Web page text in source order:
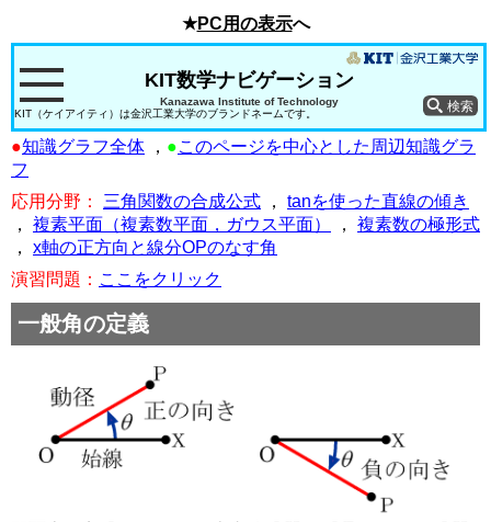
★PC用の表示へ
Kanazawa Institute of Technology
KIT数学ナビゲーション
KIT（ケイアイティ）は金沢工業大学のブランドネームです。
●知識グラフ全体 ， ●このページを中心とした周辺知識グラ
フ
応用分野：
三角関数の合成公式 ， tanを使った直線の傾き
， 複素平面（複素数平面，ガウス平面） ， 複素数の極形式
， x軸の正方向と線分OPのなす角
演習問題： ここをクリック
一般角の定義